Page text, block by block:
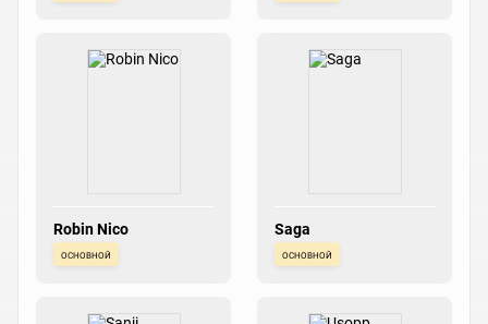
Robin Nico
основной
Saga
основной